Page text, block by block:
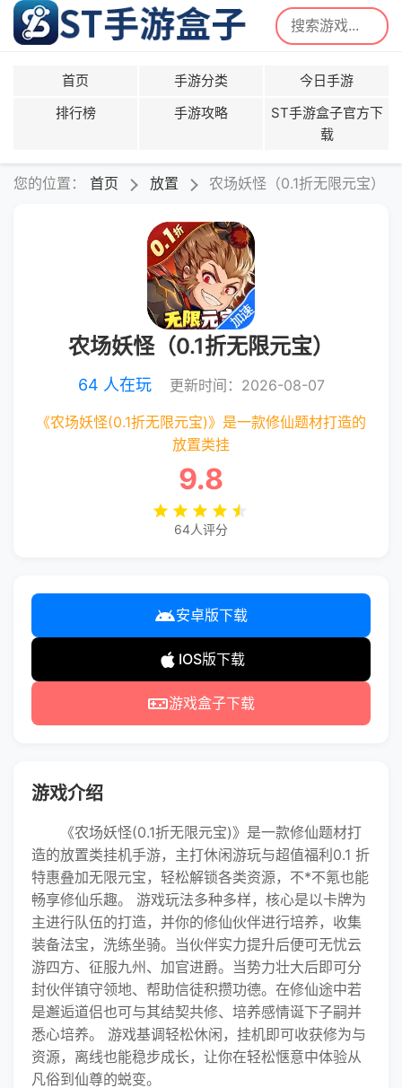
首页 手游分类
今日手游
排行榜
手游攻略
ST手游盒子官方下
载
您的位置： 首页 放置 农场妖怪（0.1折无限元宝）
农场妖怪（0.1折无限元宝）
64 人在玩 更新时间：2026-08-07
《农场妖怪(0.1折无限元宝)》是一款修仙题材打造的
放置类挂
9.8
64人评分
安卓版下载
IOS版下载
游戏盒子下载
游戏介绍
《农场妖怪(0.1折无限元宝)》是一款修仙题材打
造的放置类挂机手游，主打休闲游玩与超值福利0.1 折
特惠叠加无限元宝，轻松解锁各类资源，不*不氪也能
畅享修仙乐趣。 游戏玩法多种多样，核心是以卡牌为
主进行队伍的打造，并你的修仙伙伴进行培养，收集
装备法宝，洗练坐骑。当伙伴实力提升后便可无忧云
游四方、征服九州、加官进爵。当势力壮大后即可分
封伙伴镇守领地、帮助信徒积攒功德。在修仙途中若
是邂逅道侣也可与其结契共修、培养感情诞下子嗣并
悉心培养。 游戏基调轻松休闲，挂机即可收获修为与
资源，离线也能稳步成长，让你在轻松惬意中体验从
凡俗到仙尊的蜕变。